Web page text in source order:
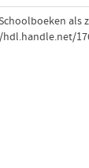
als
hdl.handle.net/